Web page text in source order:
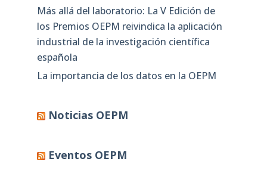
Más allá del laboratorio: La V Edición de
los Premios OEPM reivindica la aplicación
industrial de la investigación científica
española
La importancia de los datos en la OEPM
Noticias OEPM
Eventos OEPM